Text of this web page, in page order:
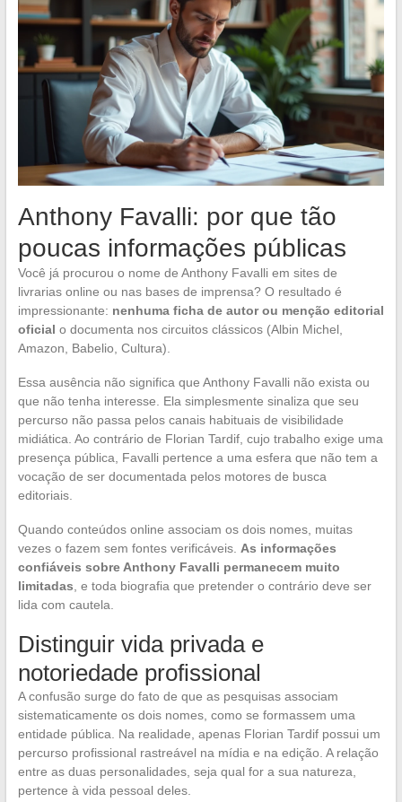
Anthony Favalli: por que tão
poucas informações públicas
Você já procurou o nome de Anthony Favalli em sites de
livrarias online ou nas bases de imprensa? O resultado é
impressionante: nenhuma ficha de autor ou menção editorial
oficial o documenta nos circuitos clássicos (Albin Michel,
Amazon, Babelio, Cultura).
Essa ausência não significa que Anthony Favalli não exista ou
que não tenha interesse. Ela simplesmente sinaliza que seu
percurso não passa pelos canais habituais de visibilidade
midiática. Ao contrário de Florian Tardif, cujo trabalho exige uma
presença pública, Favalli pertence a uma esfera que não tem a
vocação de ser documentada pelos motores de busca
editoriais.
Quando conteúdos online associam os dois nomes, muitas
vezes o fazem sem fontes verificáveis. As informações
confiáveis sobre Anthony Favalli permanecem muito
limitadas , e toda biografia que pretender o contrário deve ser
lida com cautela.
Distinguir vida privada e
notoriedade profissional
A confusão surge do fato de que as pesquisas associam
sistematicamente os dois nomes, como se formassem uma
entidade pública. Na realidade, apenas Florian Tardif possui um
percurso profissional rastreável na mídia e na edição. A relação
entre as duas personalidades, seja qual for a sua natureza,
pertence à vida pessoal deles.